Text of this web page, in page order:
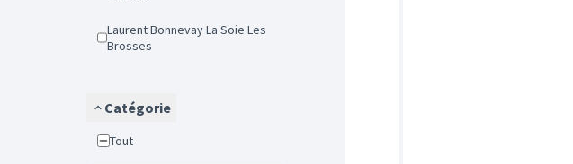
Laurent Bonnevay La Soie Les
Brosses
Catégorie
Tout